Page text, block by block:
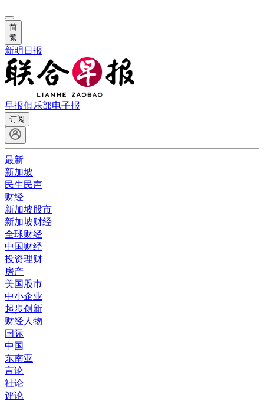
简
繁
新明日报
早报俱乐部电子报
订阅
最新
新加坡
民生民声
财经
新加坡股市
新加坡财经
全球财经
中国财经
投资理财
房产
美国股市
中小企业
起步创新
财经人物
国际
中国
东南亚
言论
社论
评论